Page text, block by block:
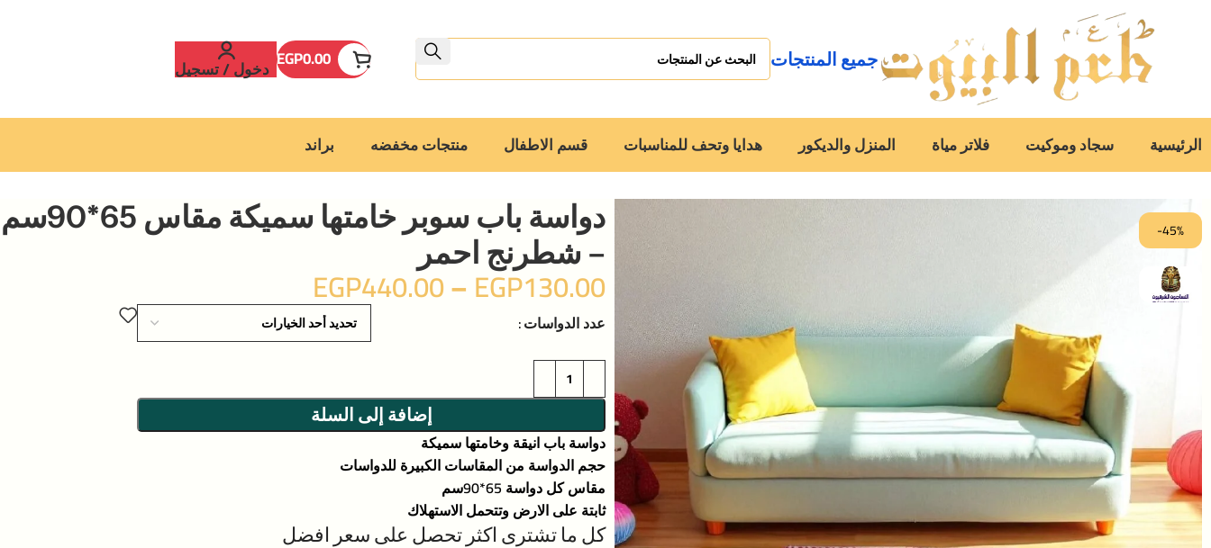
جميع المنتجات EGP0.00 دخول / تسجيل
الرئيسية سجاد وموكيت فلاتر مياة المنزل والديكور هدايا وتحف للمناسبات قسم الاطفال منتجات مخفضه براند
-45%
دواسة باب سوبر خامتها سميكة مقاس 65*90سم
– شطرنج احمر
EGP130.00
–
EGP440.00
عدد الدواسات
إضافة إلى السلة
دواسة باب انيقة وخامتها سميكة
حجم الدواسة من المقاسات الكبيرة للدواسات
مقاس كل دواسة 65*90سم
ثابتة على الارض وتتحمل الاستهلاك
كل ما تشترى اكثر تحصل على سعر افضل